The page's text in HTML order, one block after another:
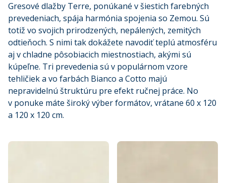
Gresové dlažby Terre, ponúkané v šiestich farebných
prevedeniach, spája harmónia spojenia so Zemou. Sú
totiž vo svojich prirodzených, nepálených, zemitých
odtieňoch. S nimi tak dokážete navodiť teplú atmosféru
aj v chladne pôsobiacich miestnostiach, akými sú
kúpeľne. Tri prevedenia sú v populárnom vzore
tehličiek a vo farbách Bianco a Cotto majú
nepravidelnú štruktúru pre efekt ručnej práce. No
v ponuke máte široký výber formátov, vrátane 60 x 120
a 120 x 120 cm.